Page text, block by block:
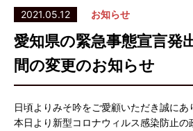
2021.05.12 お知らせ
愛知県の緊急事態宣言発
間の変更のお知らせ
日頃よりみそ吟をご愛顧いただき誠にあ
本日より新型コロナウィルス感染防止の